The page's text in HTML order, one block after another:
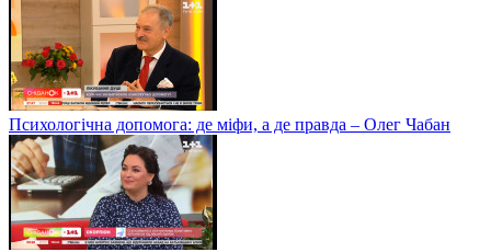
Психологічна допомога: де міфи, а де правда – Олег Чабан